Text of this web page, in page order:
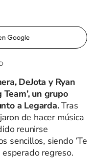
Google
DeJota y Ryan
un grupo
a Legarda.Tras
de hacer música
reunirse
sencillos, siendo ‘Te
esperado regreso.